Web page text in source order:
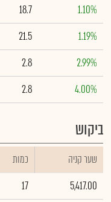
1.10%
18.7
1.19%
21.5
2.99%
2.8
4.00%
2.8
ביקוש
שער קניה כמות
5,417.00
17